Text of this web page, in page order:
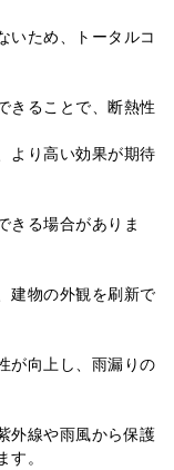
いため、トータルコ
きることで、断熱性
より高い効果が期待
きる場合がありま
建物の外観を刷新で
が向上し、雨漏りの
外線や雨風から保護
。